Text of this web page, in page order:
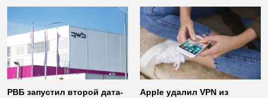
неофициальных клиентов
мессенджера
РВБ запустил второй дата-
Apple удалил VPN из